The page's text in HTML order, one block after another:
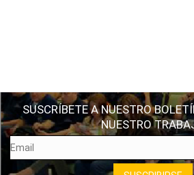
SUSCRÍBETE A NUESTRO
NUESTRO